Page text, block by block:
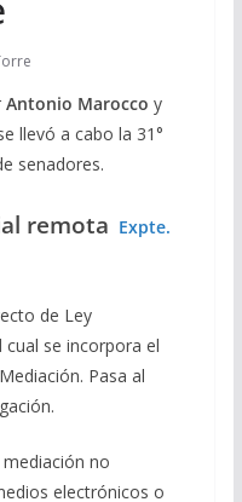
Antonio Marocco y
llevó a cabo la 31°
senadores.
remota Expte.
de Ley
se incorpora el
Pasa al
mediación no
electrónicos o